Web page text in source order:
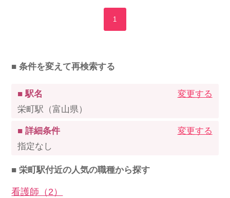
1
■ 条件を変えて再検索する
■ 駅名
栄町駅（富山県）
変更する
■ 詳細条件
指定なし
変更する
■ 栄町駅付近の人気の職種から探す
看護師（2）